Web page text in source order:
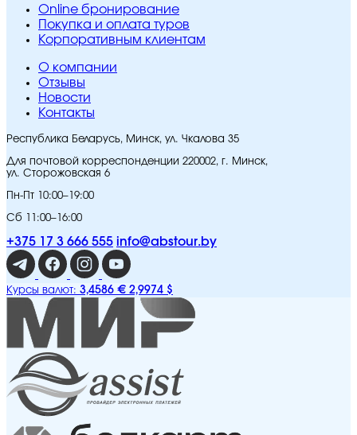
Online бронирование
Покупка и оплата туров
Корпоративным клиентам
O компании
Отзывы
Новости
Контакты
Республика Беларусь, Минск, ул. Чкалова 35
Для почтовой корреспонденции 220002, г. Минск,
ул. Сторожовская 6
Пн-Пт 10:00–19:00
Сб 11:00–16:00
+375 17 3 666 555 info@abstour.by
Курсы валют: 3,4586 € 2,9974 $